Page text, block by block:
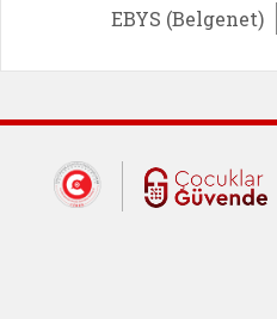
EBYS (Belgenet)
Dış